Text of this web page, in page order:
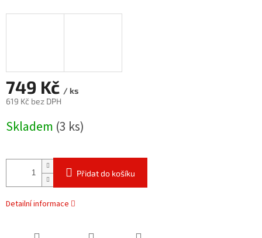
749 Kč / ks
619 Kč bez DPH
cena:
Skladem (3 ks)
Přidat do košíku
Detailní informace